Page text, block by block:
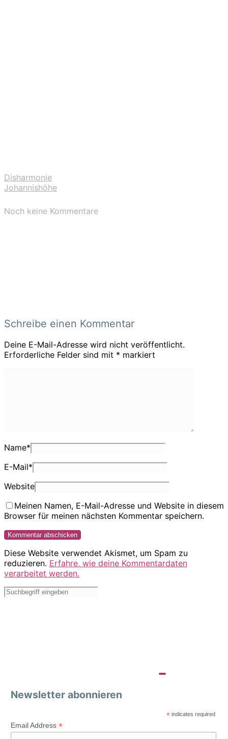
Disharmonie
Johannishöhe
Noch keine Kommentare
Schreibe einen Kommentar
Deine E-Mail-Adresse wird nicht veröffentlicht.
Erforderliche Felder sind mit * markiert
Name*
E-Mail*
Website
Meinen Namen, E-Mail-Adresse und Website in diesem
Browser für meinen nächsten Kommentar speichern.
Diese Website verwendet Akismet, um Spam zu
reduzieren. Erfahre, wie deine Kommentardaten
verarbeitet werden.
Newsletter abonnieren
* indicates required
Email Address *